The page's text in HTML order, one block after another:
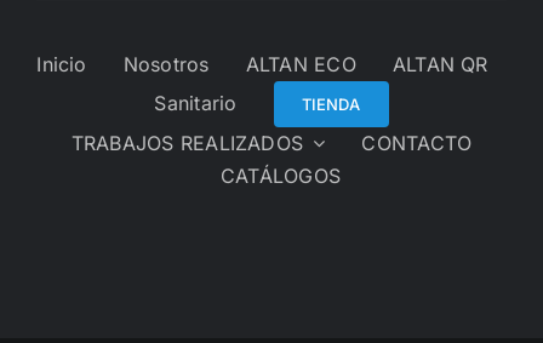
Inicio Nosotros ALTAN ECO
ALTAN QR
Sanitario
TIENDA
TRABAJOS REALIZADOS
CONTACTO
CATÁLOGOS